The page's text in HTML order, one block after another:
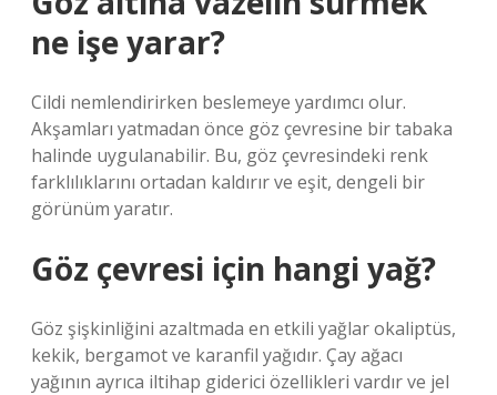
ne işe yarar?
Cildi nemlendirirken beslemeye yardımcı olur.
Akşamları yatmadan önce göz çevresine bir tabaka
halinde uygulanabilir. Bu, göz çevresindeki renk
farklılıklarını ortadan kaldırır ve eşit, dengeli bir
görünüm yaratır.
Göz çevresi için hangi yağ?
Göz şişkinliğini azaltmada en etkili yağlar okaliptüs,
kekik, bergamot ve karanfil yağıdır. Çay ağacı
yağının ayrıca iltihap giderici özellikleri vardır ve jel